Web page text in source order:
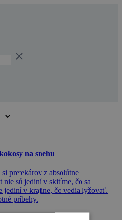
na snehu
pretekárov z absolútne
nie sú jediní v skitíme, čo sa
jediní v krajine, čo vedia lyžovať.
príbehy.